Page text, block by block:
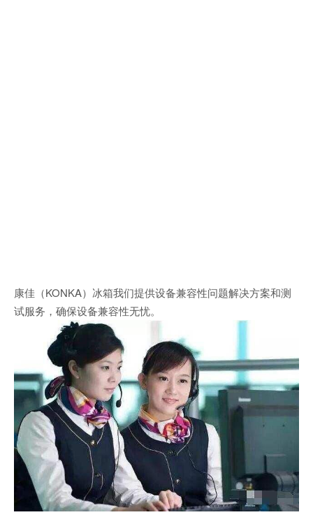
康佳（KONKA）冰箱我们提供设备兼容性问题解决方案和测
试服务，确保设备兼容性无忧。